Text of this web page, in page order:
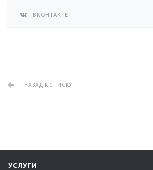
ВКОНТАКТЕ
НАЗАД К СПИСКУ
УСЛУГИ